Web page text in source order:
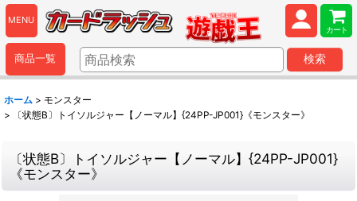
MENU
カート
商品一覧 検索
ホーム > モンスター
>
〔状態B〕トイソルジャー【ノーマル】{24PP-JP001}《モンスター》
〔状態B〕トイソルジャー【ノーマル】{24PP-JP001}
《モンスター》